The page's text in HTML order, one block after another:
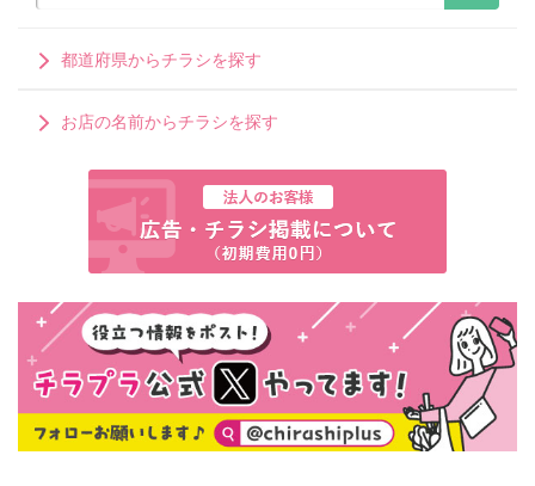
都道府県からチラシを探す
お店の名前からチラシを探す